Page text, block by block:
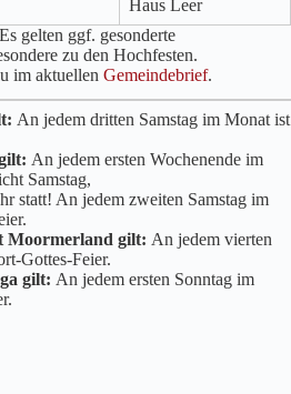
Haus Leer
gelten ggf. gesonderte
zu den Hochfesten.
im aktuellen Gemeindebrief.
An jedem dritten Samstag im Monat ist
An jedem ersten Wochenende im
Samstag,
statt! An jedem zweiten Samstag im
Moormerland gilt: An jedem vierten
Gottes-Feier.
gilt: An jedem ersten Sonntag im